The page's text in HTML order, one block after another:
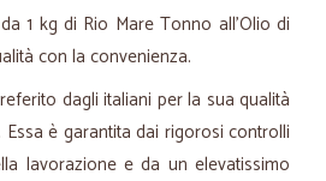
1 kg di Rio Mare Tonno all'Olio di
con la convenienza.
dagli italiani per la sua qualità
è garantita dai rigorosi controlli
lavorazione e da un elevatissimo